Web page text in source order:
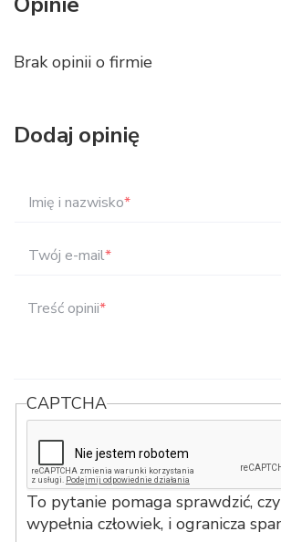
Brak opinii o firmie
Dodaj opinię
Imię i nazwisko*
Twój e-mail*
Treść opinii*
CAPTCHA
To pytanie pomaga sprawdzić,
wypełnia człowiek, i ogranicza